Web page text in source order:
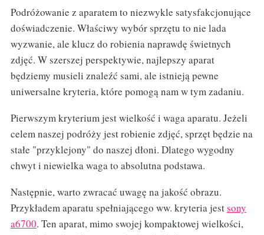
Podróżowanie z aparatem to niezwykle satysfakcjonujące
doświadczenie. Właściwy wybór sprzętu to nie lada
wyzwanie, ale klucz do robienia naprawdę świetnych
zdjęć. W szerszej perspektywie, najlepszy aparat
będziemy musieli znaleźć sami, ale istnieją pewne
uniwersalne kryteria, które pomogą nam w tym zadaniu.
Pierwszym kryterium jest wielkość i waga aparatu. Jeżeli
celem naszej podróży jest robienie zdjęć, sprzęt będzie na
stałe "przyklejony" do naszej dłoni. Dlatego wygodny
chwyt i niewielka waga to absolutna podstawa.
Następnie, warto zwracać uwagę na jakość obrazu.
Przykładem aparatu spełniającego ww. kryteria jestsony
a6700. Ten aparat, mimo swojej kompaktowej wielkości,